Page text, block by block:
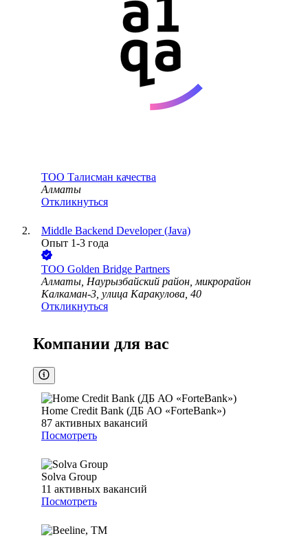
ТОО Талисман качества
Алматы
Откликнуться
Middle Backend Developer (Java)
Опыт 1-3 года
ТОО Golden Bridge Partners
Алматы, Наурызбайский район, микрорайон
Калкаман-3, улица Каракулова, 40
Откликнуться
Компании для вас
Home Credit Bank (ДБ АО «ForteBank»)
87 активных вакансий
Посмотреть
Solva Group
11 активных вакансий
Посмотреть